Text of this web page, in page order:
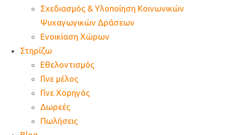
Σχεδιασμός & Υλοποίηση Κοινωνικών
Ψυχαγωγικών Δράσεων
Ενοικίαση Χώρων
Στηρίζω
Εθελοντισμός
Γίνε μέλος
Γίνε Χορηγός
Δωρεές
Πωλήσεις